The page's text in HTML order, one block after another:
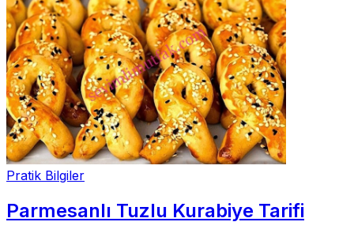
Pratik Bilgiler
Parmesanlı Tuzlu Kurabiye Tarifi